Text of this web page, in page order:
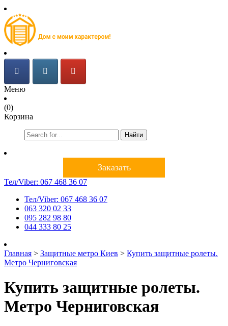
Меню
(0)
Корзина
Найти
Заказать
Тел/Viber: 067 468 36 07
Тел/Viber: 067 468 36 07
063 320 02 33
095 282 98 80
044 333 80 25
Главная > Защитные метро Киев > Купить защитные ролеты.
Метро Черниговская
Купить защитные ролеты.
Метро Черниговская